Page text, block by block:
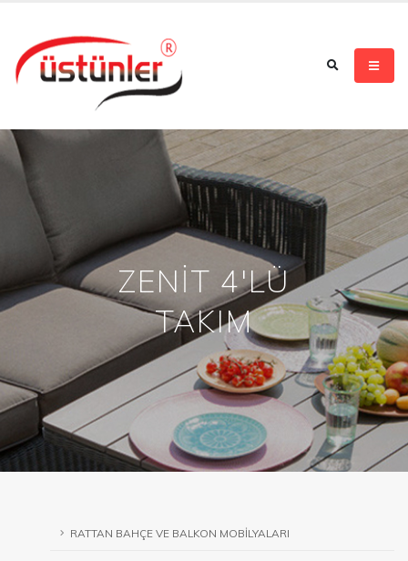
ZENİT 4'LÜ
TAKIM
RATTAN BAHÇE VE BALKON MOBİLYALARI